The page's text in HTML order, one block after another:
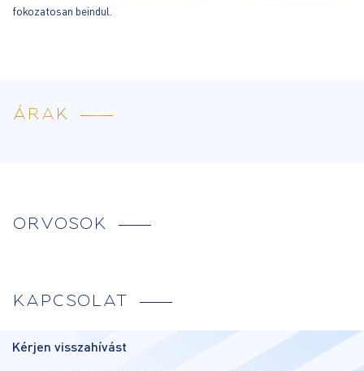
fokozatosan beindul.
ÁRAK
ORVOSOK
KAPCSOLAT
Kérjen visszahívást